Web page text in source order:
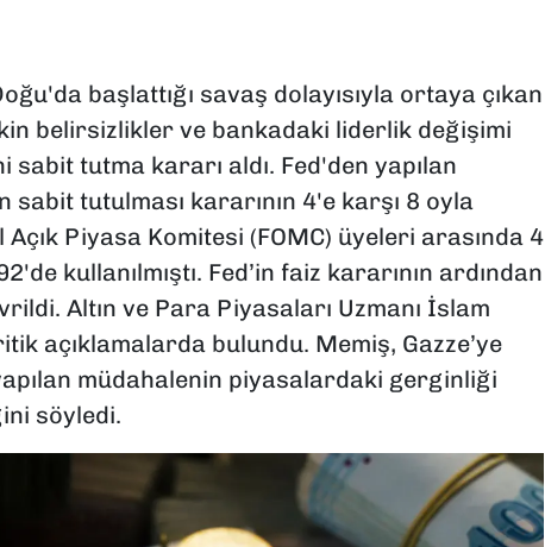
başlattığı savaş dolayısıyla ortaya çıkan
belirsizlikler ve bankadaki liderlik değişimi
tutma kararı aldı. Fed'den yapılan
sabit tutulması kararının 4'e karşı 8 oyla
Açık Piyasa Komitesi (FOMC) üyeleri arasında 4
kullanılmıştı. Fed’in faiz kararının ardından
Altın ve Para Piyasaları Uzmanı İslam
açıklamalarda bulundu. Memiş, Gazze’ye
müdahalenin piyasalardaki gerginliği
söyledi.